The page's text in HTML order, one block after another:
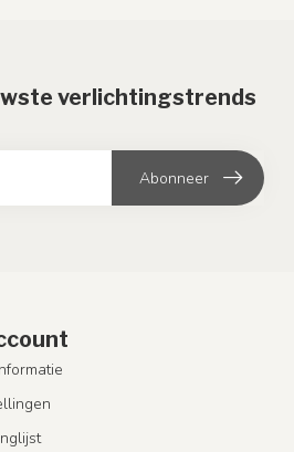
verlichtingstrends
Abonneer